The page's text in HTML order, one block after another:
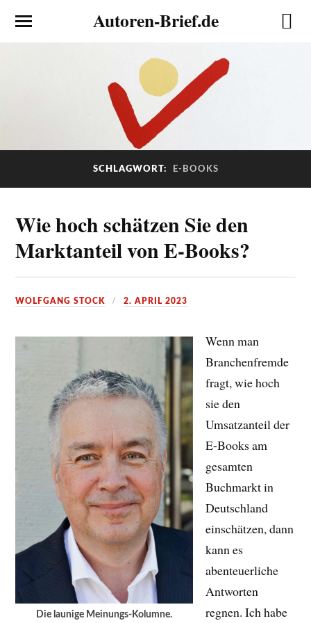
Autoren-Brief.de
SCHLAGWORT: E-BOOKS
Wie hoch schätzen Sie den
Marktanteil von E-Books?
WOLFGANG STOCK 2. APRIL 2023
Die launige Meinungs-Kolumne.
Wenn man
Branchenfremde
fragt, wie hoch
sie den
Umsatzanteil der
E-Books am
gesamten
Buchmarkt in
Deutschland
einschätzen, dann
kann es
abenteuerliche
Antworten
regnen. Ich habe